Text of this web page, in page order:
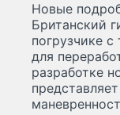
Новые
Британский
погрузчике
для
разработке